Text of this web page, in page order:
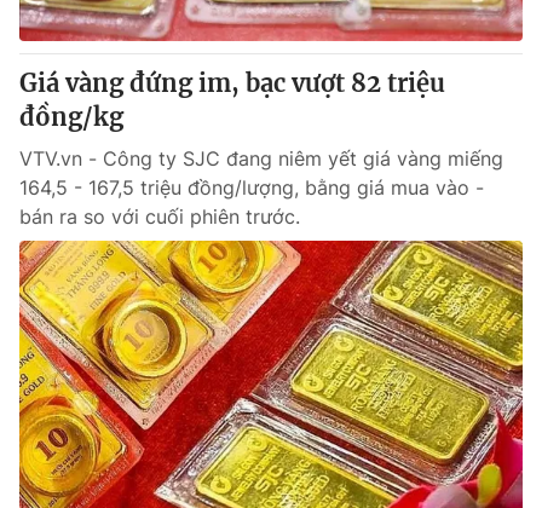
Giá vàng đứng im, bạc vượt 82 triệu
đồng/kg
VTV.vn - Công ty SJC đang niêm yết giá vàng miếng
164,5 - 167,5 triệu đồng/lượng, bằng giá mua vào -
bán ra so với cuối phiên trước.